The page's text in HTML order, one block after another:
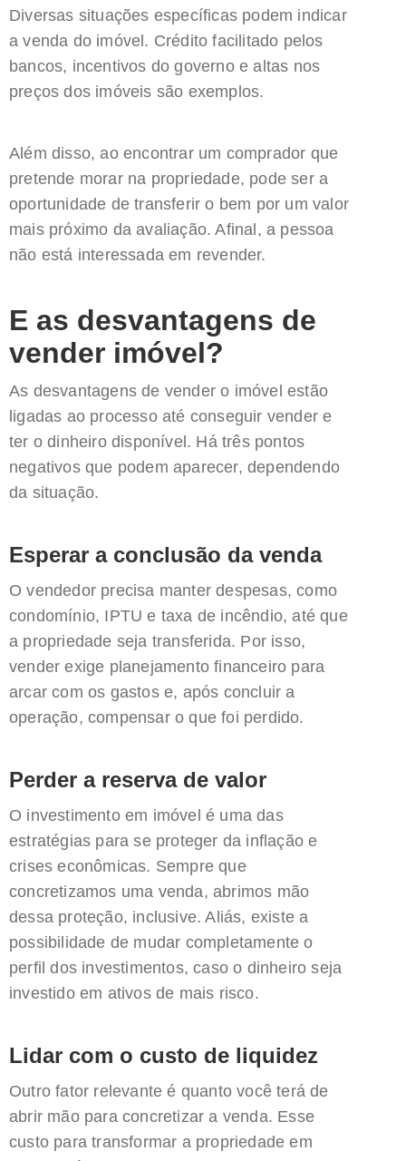
Diversas situações específicas podem indicar
a venda do imóvel. Crédito facilitado pelos
bancos, incentivos do governo e altas nos
preços dos imóveis são exemplos.
Além disso, ao encontrar um comprador que
pretende morar na propriedade, pode ser a
oportunidade de transferir o bem por um valor
mais próximo da avaliação. Afinal, a pessoa
não está interessada em revender.
E as desvantagens de
vender imóvel?
As desvantagens de vender o imóvel estão
ligadas ao processo até conseguir vender e
ter o dinheiro disponível. Há três pontos
negativos que podem aparecer, dependendo
da situação.
Esperar a conclusão da venda
O vendedor precisa manter despesas, como
condomínio, IPTU e taxa de incêndio, até que
a propriedade seja transferida. Por isso,
vender exige planejamento financeiro para
arcar com os gastos e, após concluir a
operação, compensar o que foi perdido.
Perder a reserva de valor
O investimento em imóvel é uma das
estratégias para se proteger da inflação e
crises econômicas. Sempre que
concretizamos uma venda, abrimos mão
dessa proteção, inclusive. Aliás, existe a
possibilidade de mudar completamente o
perfil dos investimentos, caso o dinheiro seja
investido em ativos de mais risco.
Lidar com o custo de liquidez
Outro fator relevante é quanto você terá de
abrir mão para concretizar a venda. Esse
custo para transformar a propriedade em